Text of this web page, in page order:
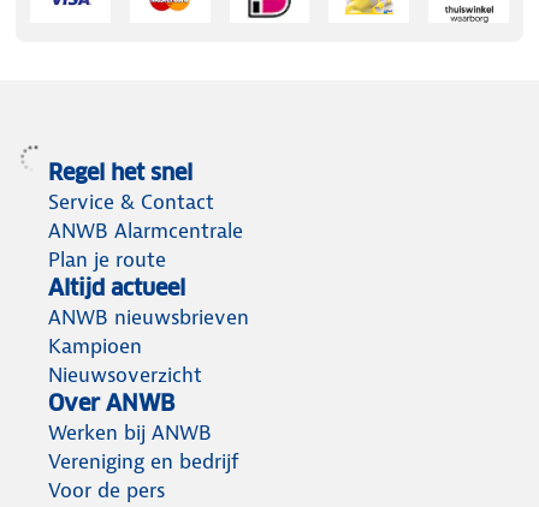
Regel het snel
Service & Contact
ANWB Alarmcentrale
Plan je route
Altijd actueel
ANWB nieuwsbrieven
Kampioen
Nieuwsoverzicht
Over ANWB
Werken bij ANWB
Vereniging en bedrijf
Voor de pers